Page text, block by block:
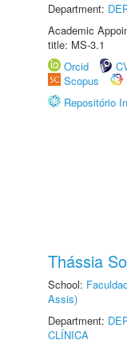
Department:
Academic
title: MS-3.1
Orcid
Scopus
Repositório
Thássia
School:
Assis)
Department:
CLÍNICA